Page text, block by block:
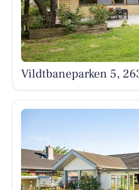
Vildtbaneparken 5,